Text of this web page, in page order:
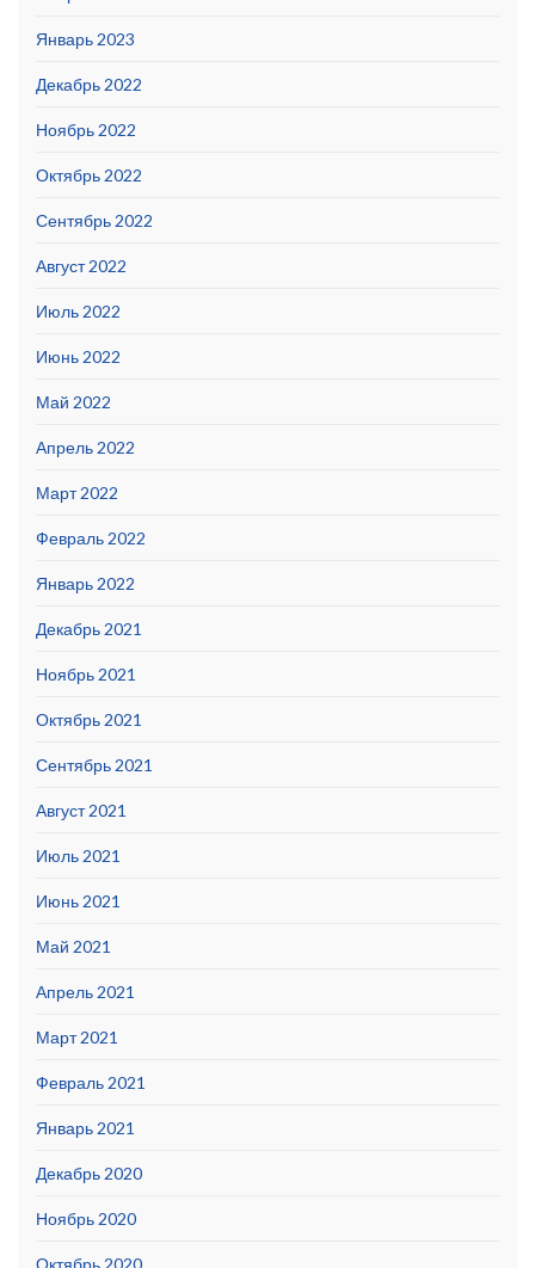
Январь 2023
Декабрь 2022
Ноябрь 2022
Октябрь 2022
Сентябрь 2022
Август 2022
Июль 2022
Июнь 2022
Май 2022
Апрель 2022
Март 2022
Февраль 2022
Январь 2022
Декабрь 2021
Ноябрь 2021
Октябрь 2021
Сентябрь 2021
Август 2021
Июль 2021
Июнь 2021
Май 2021
Апрель 2021
Март 2021
Февраль 2021
Январь 2021
Декабрь 2020
Ноябрь 2020
Октябрь 2020